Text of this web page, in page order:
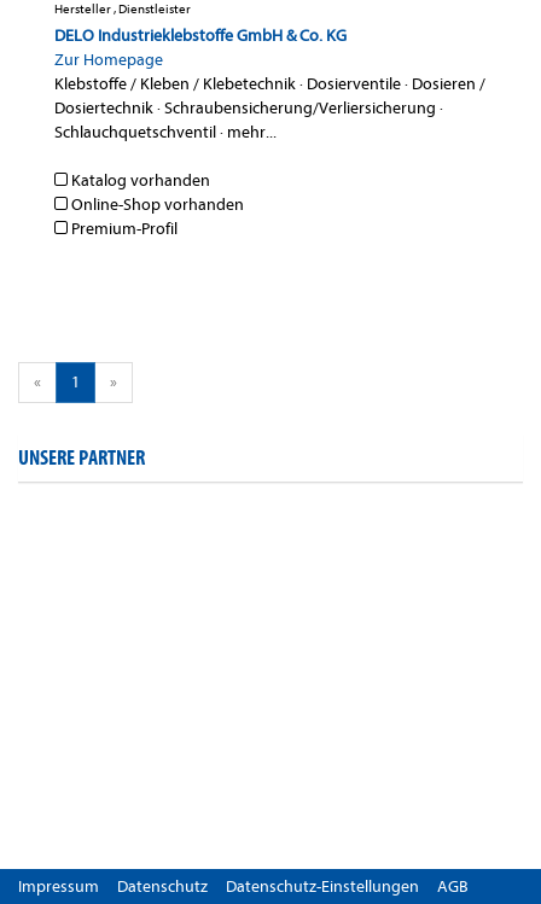
Hersteller , Dienstleister
DELO Industrieklebstoffe GmbH & Co. KG
Zur Homepage
Klebstoffe / Kleben / Klebetechnik· Dosierventile· Dosieren /
Dosiertechnik·Schraubensicherung/Verliersicherung ·
Schlauchquetschventil· mehr...
Katalog vorhanden
Online-Shop vorhanden
Premium-Profil
« 1 »
UNSERE PARTNER
Impressum Datenschutz Datenschutz-Einstellungen AGB